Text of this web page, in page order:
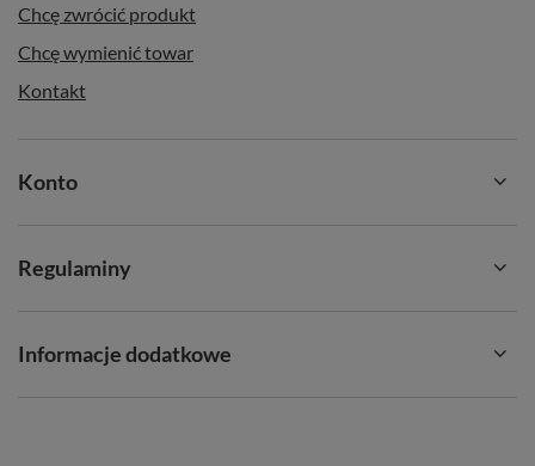
Chcę zwrócić produkt
Chcę wymienić towar
Kontakt
Konto
Regulaminy
Informacje dodatkowe